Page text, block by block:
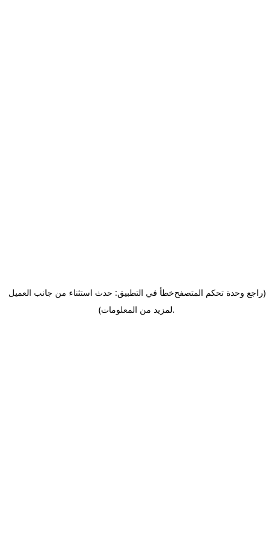
خطأ في التطبيق: حدث استثناء من جانب العميل(راجع وحدة تحكم المتصفح
لمزيد من المعلومات).